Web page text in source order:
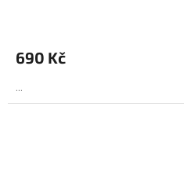
690 Kč
...